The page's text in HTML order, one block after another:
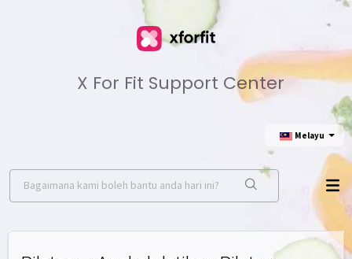
X For Fit Support Center
Melayu